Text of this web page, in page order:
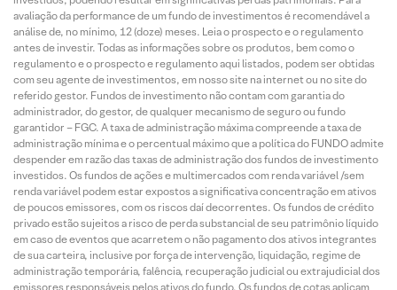
avaliação da performance de um fundo de investimentos é recomendável a
análise de, no mínimo, 12 (doze) meses. Leia o prospecto e o regulamento
antes de investir. Todas as informações sobre os produtos, bem como o
regulamento e o prospecto e regulamento aqui listados, podem ser obtidas
com seu agente de investimentos, em nosso site na internet ou no site do
referido gestor. Fundos de investimento não contam com garantia do
administrador, do gestor, de qualquer mecanismo de seguro ou fundo
garantidor – FGC. A taxa de administração máxima compreende a taxa de
administração mínima e o percentual máximo que a política do FUNDO admite
despender em razão das taxas de administração dos fundos de investimento
investidos. Os fundos de ações e multimercados com renda variável /sem
renda variável podem estar expostos a significativa concentração em ativos
de poucos emissores, com os riscos daí decorrentes. Os fundos de crédito
privado estão sujeitos a risco de perda substancial de seu patrimônio líquido
em caso de eventos que acarretem o não pagamento dos ativos integrantes
de sua carteira, inclusive por força de intervenção, liquidação, regime de
administração temporária, falência, recuperação judicial ou extrajudicial dos
emissores responsáveis pelos ativos do fundo. Os fundos de cotas aplicam